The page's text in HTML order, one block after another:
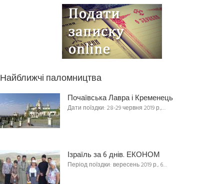
Найближчі паломництва
Почаївська Лавра і Кременець
Дати поїздки: 28-29 червня 2019 р.,…
Ізраїль за 6 днів. ЕКОНОМ
Період поїздки: вересень 2019 р., 6…